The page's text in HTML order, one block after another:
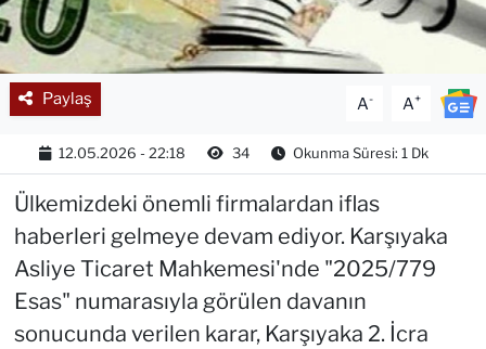
Paylaş A- A+
12.05.2026 - 22:18 34 Okunma Süresi: 1 Dk
Ülkemizdeki önemli firmalardan iflas
haberleri gelmeye devam ediyor. Karşıyaka
Asliye Ticaret Mahkemesi'nde "2025/779
Esas" numarasıyla görülen davanın
sonucunda verilen karar, Karşıyaka 2. İcra